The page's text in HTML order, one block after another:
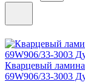
Кварцевый
69W906/33-3003